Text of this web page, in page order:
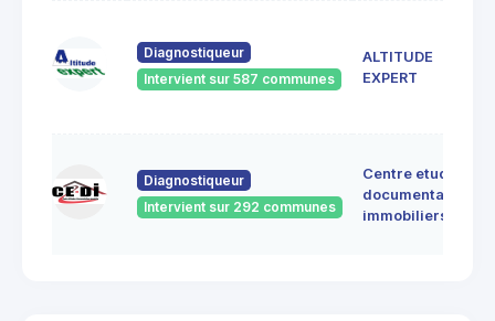
Diagnostiqueur
Intervient sur 587 communes
ALTITUDE
EXPERT
Diagnostiqueur
Intervient sur 292 communes
Centre etudes
documentation
immobiliers